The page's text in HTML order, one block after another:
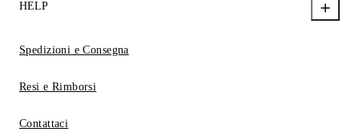
HELP
Spedizioni e Consegna
Resi e Rimborsi
Contattaci